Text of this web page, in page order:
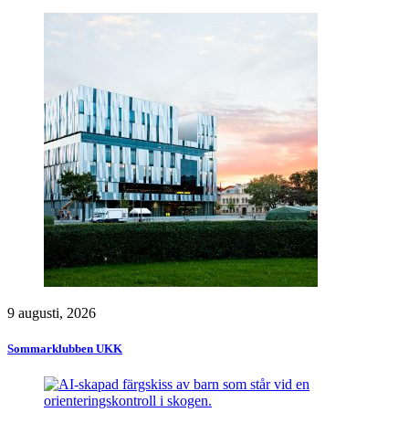
9 augusti, 2026
Sommarklubben UKK